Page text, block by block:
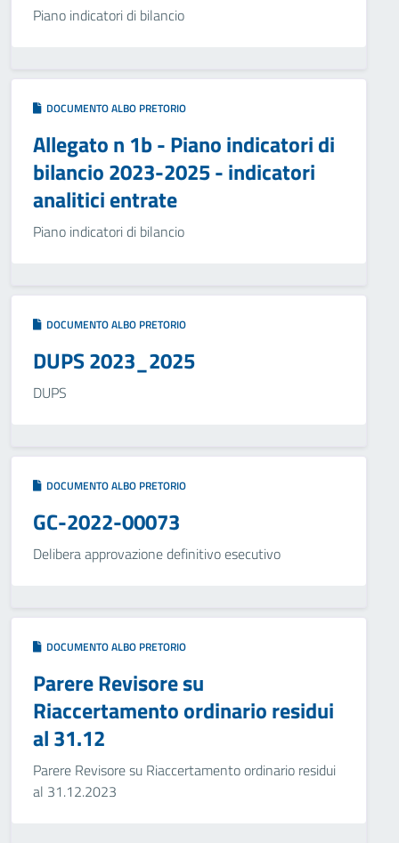
Piano indicatori di bilancio
DOCUMENTO ALBO PRETORIO
Allegato n 1b - Piano indicatori di
bilancio 2023-2025 - indicatori
analitici entrate
Piano indicatori di bilancio
DOCUMENTO ALBO PRETORIO
DUPS 2023_2025
DUPS
DOCUMENTO ALBO PRETORIO
GC-2022-00073
Delibera approvazione definitivo esecutivo
DOCUMENTO ALBO PRETORIO
Parere Revisore su
Riaccertamento ordinario residui
al 31.12
Parere Revisore su Riaccertamento ordinario residui
al 31.12.2023